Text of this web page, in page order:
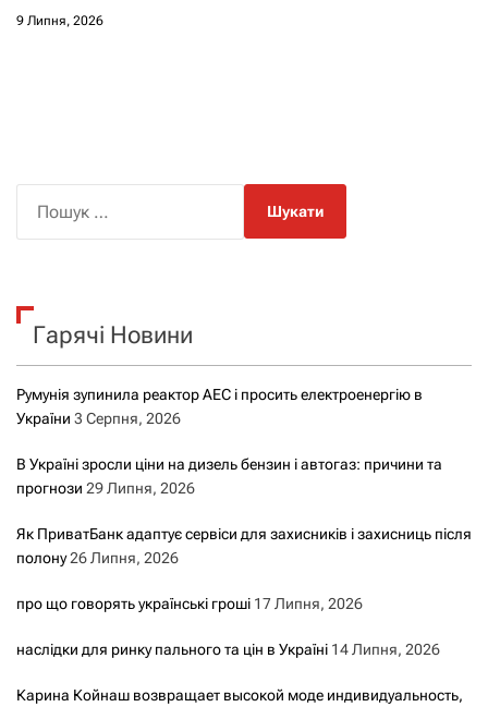
9 Липня, 2026
к
Гарячі Новини
Румунія зупинила реактор АЕС і просить електроенергію в
України 3 Серпня, 2026
В Україні зросли ціни на дизель бензин і автогаз: причини та
прогнози 29 Липня, 2026
Як ПриватБанк адаптує сервіси для захисників і захисниць після
полону26 Липня, 2026
про що говорять українські гроші 17 Липня, 2026
наслідки для ринку пального та цін в Україні 14 Липня, 2026
Карина Койнаш возвращает высокой моде индивидуальность,